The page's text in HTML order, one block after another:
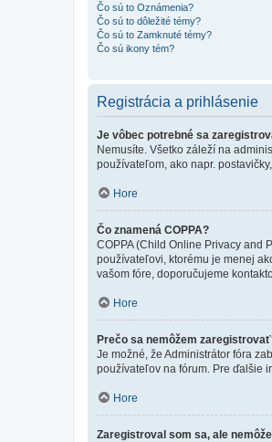
Čo sú to Oznámenia?
Čo sú to dôležité témy?
Čo sú to Zamknuté témy?
Čo sú ikony tém?
Registrácia a prihlásenie
Je vôbec potrebné sa
Nemusíte. Všetko záleží na
používateľom, ako napr.
Hore
Čo znamená COPPA?
COPPA (Child Online Privacy and
používateľovi, ktorému je menej
vašom fóre, doporučujeme
Hore
Prečo sa nemôžem
Je možné, že Administrátor fóra
používateľov na fórum. Pre ďalšie
Hore
Zaregistroval som sa, ale